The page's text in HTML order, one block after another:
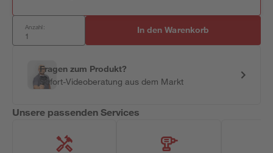
Anzahl: In den Warenkorb
Fragen zum Produkt?
Sofort-Videoberatung aus dem Markt
Unsere passenden Services